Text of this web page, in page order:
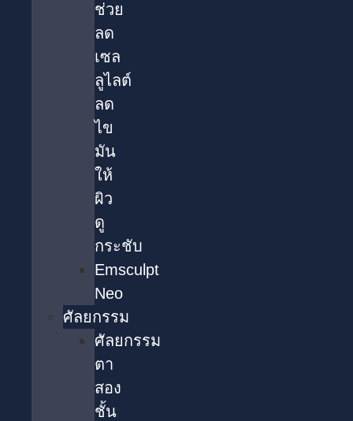
ช่วย
ลด
เซล
ลูไลต์
ลด
ไข
มัน
ให้
ผิว
ดู
กระชับ
Emsculpt
Neo
ศัลยกรรม
ศัลยกรรม
ตา
สอง
ชั้น